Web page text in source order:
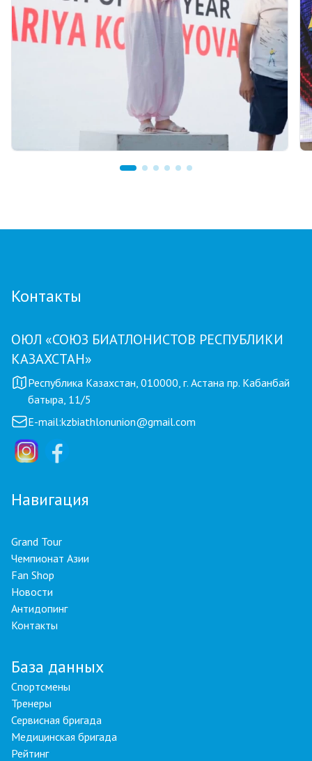
Контакты
ОЮЛ «СОЮЗ БИАТЛОНИСТОВ РЕСПУБЛИКИ
КАЗАХСТАН»
Республика Казахстан, 010000, г. Астана пр. Кабанбай
батыра, 11/5
E-mail:kzbiathlonunion@gmail.com
Навигация
Grand Tour
Чемпионат Азии
Fan Shop
Новости
Антидопинг
Контакты
База данных
Спортсмены
Тренеры
Сервисная бригада
Медицинская бригада
Рейтинг